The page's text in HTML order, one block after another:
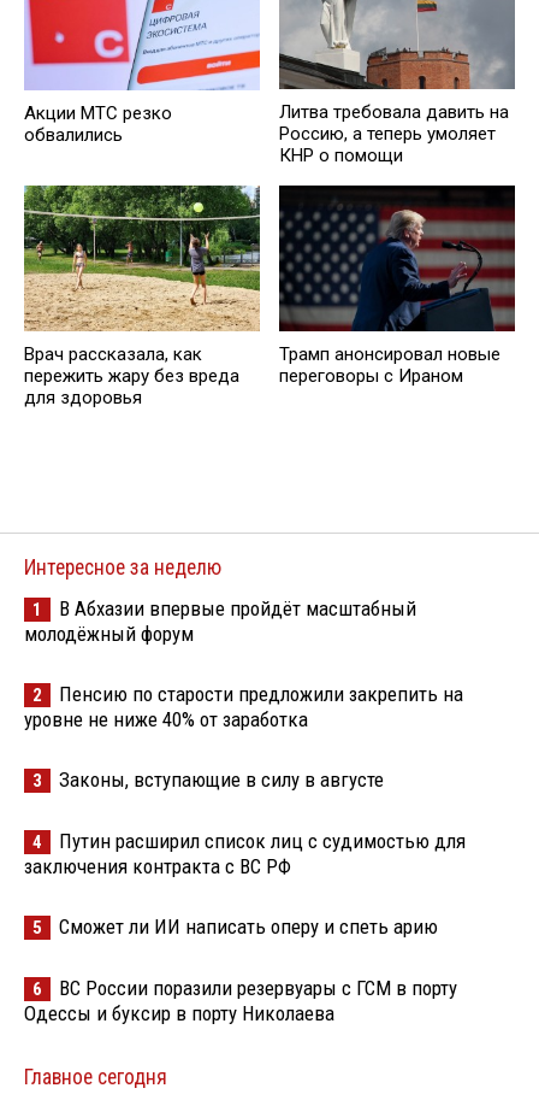
Акции МТС резко
обвалились
Литва требовала давить на
Россию, а теперь умоляет
КНР о помощи
Врач рассказала, как
пережить жару без вреда
для здоровья
Трамп анонсировал новые
переговоры с Ираном
Интересное за неделю
1
В Абхазии впервые пройдёт масштабный
молодёжный форум
2
Пенсию по старости предложили закрепить на
уровне не ниже 40% от заработка
3 Законы, вступающие в силу в августе
4
Путин расширил список лиц с судимостью для
заключения контракта с ВС РФ
5 Сможет ли ИИ написать оперу и спеть арию
6
ВС России поразили резервуары с ГСМ в порту
Одессы и буксир в порту Николаева
Главное сегодня